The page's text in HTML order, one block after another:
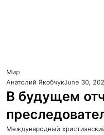
Мир
Анатолий ЯкобчукJune 30,
В будущем
Международный